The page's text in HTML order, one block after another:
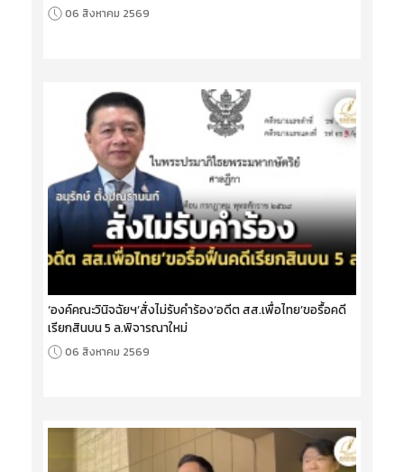
06 สิงหาคม 2569
‘องค์คณะวินิจฉัยฯ’สั่งไม่รับคำร้อง‘อดีต สส.เพื่อไทย’ขอรื้อคดี
เรียกสินบน 5 ล.พิจารณาใหม่
06 สิงหาคม 2569